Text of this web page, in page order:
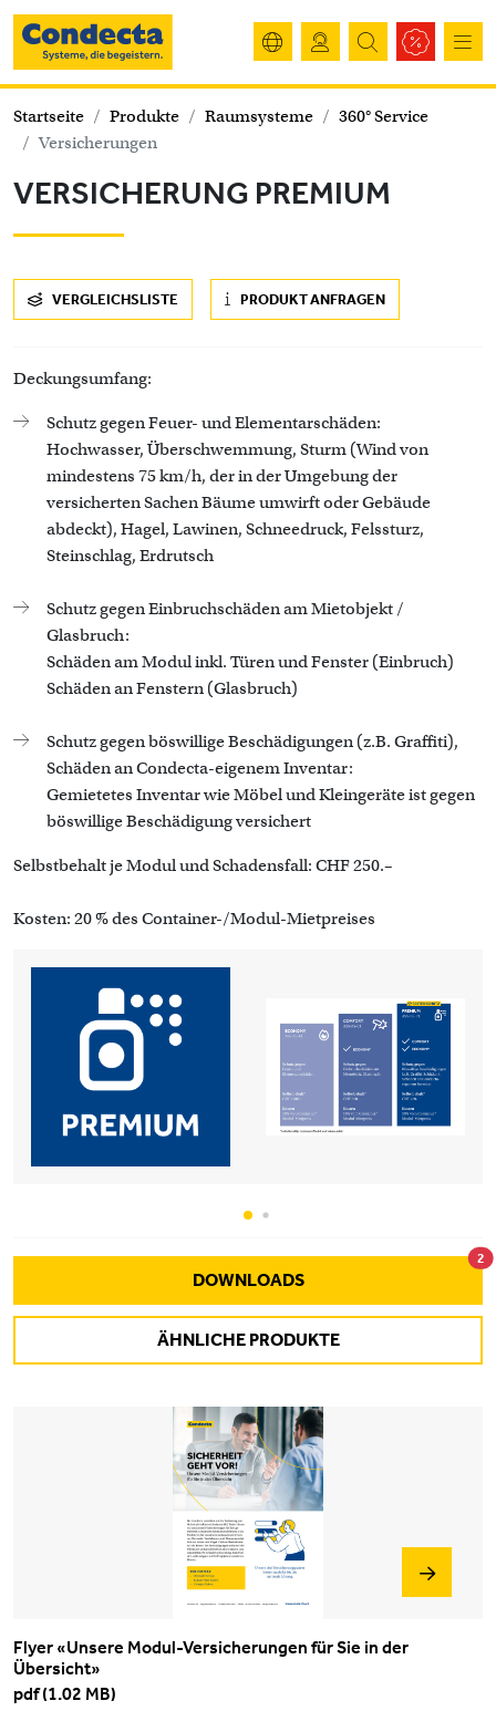
Startseite Produkte Raumsysteme
360° Service
Versicherungen
VERSICHERUNG PREMIUM
VERGLEICHSLISTE PRODUKT ANFRAGEN
Deckungsumfang:
Schutz gegen Feuer- und Elementarschäden:
Hochwasser, Überschwemmung, Sturm (Wind von
mindestens 75 km/h, der in der Umgebung der
versicherten Sachen Bäume umwirft oder Gebäude
abdeckt), Hagel, Lawinen, Schneedruck, Felssturz,
Steinschlag, Erdrutsch
Schutz gegen Einbruchschäden am Mietobjekt /
Glasbruch:
Schäden am Modul inkl. Türen und Fenster (Einbruch)
Schäden an Fenstern (Glasbruch)
Schutz gegen böswillige Beschädigungen (z.B. Graffiti),
Schäden an Condecta-eigenem Inventar:
Gemietetes Inventar wie Möbel und Kleingeräte ist gegen
böswillige Beschädigung versichert
Selbstbehalt je Modul und Schadensfall: CHF 250.–
Kosten: 20 % des Container-/Modul-Mietpreises
DOWNLOADS
2
ÄHNLICHE PRODUKTE
title
Flyer «Unsere Modul-Versicherungen für Sie in der
Übersicht»
pdf (1.02 MB)